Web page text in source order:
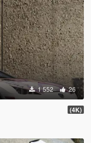
1 552 26
(4K)